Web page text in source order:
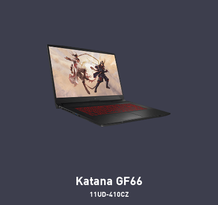
Katana GF66
11UD-410CZ